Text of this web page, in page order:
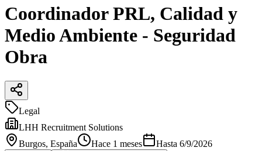
Coordinador PRL, Calidad y
Medio Ambiente - Seguridad
Obra
Legal
LHH Recruitment Solutions
Burgos, España Hace 1 meses Hasta 6/9/2026